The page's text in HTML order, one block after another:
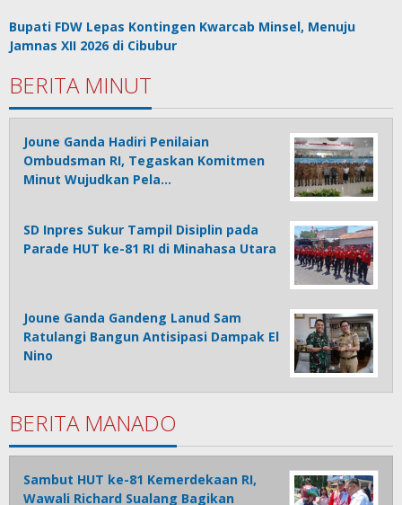
Bupati FDW Lepas Kontingen Kwarcab Minsel, Menuju
Jamnas XII 2026 di Cibubur
BERITA MINUT
Joune Ganda Hadiri Penilaian
Ombudsman RI, Tegaskan Komitmen
Minut Wujudkan Pela…
SD Inpres Sukur Tampil Disiplin pada
Parade HUT ke-81 RI di Minahasa Utara
Joune Ganda Gandeng Lanud Sam
Ratulangi Bangun Antisipasi Dampak El
Nino
BERITA MANADO
Sambut HUT ke-81 Kemerdekaan RI,
Wawali Richard Sualang Bagikan